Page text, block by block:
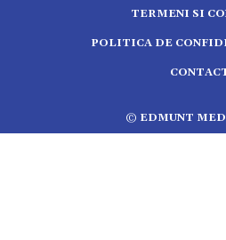
TERMENI SI
POLITICA DE
© EDMUNT